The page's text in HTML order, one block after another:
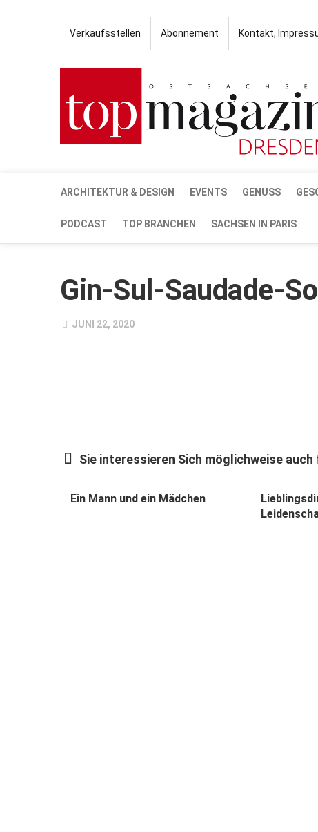
Verkaufsstellen Abonnement Kontakt,
ARCHITEKTUR & DESIGN EVENTS GENUSS
PODCAST TOP BRANCHEN SACHSEN IN PARIS
Gin-Sul-Saudade-
JUNI 22, 2020
Sie interessieren Sich möglichweise auch
Ein Mann und ein Mädchen